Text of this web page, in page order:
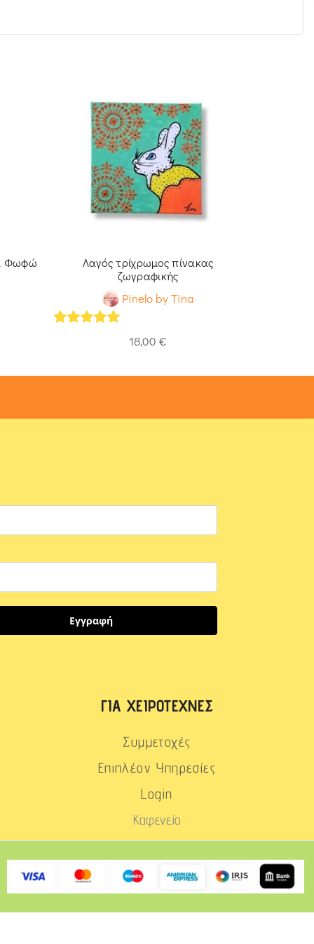
Φωφώ
Λαγός τρίχρωμος πίνακας
ζωγραφικής
Pinelo by Tina
18,00 €
Εγγραφή
ΓΙΑ ΧΕΙΡΟΤΈΧΝΕΣ
Συμμετοχές
Επιπλέον Υπηρεσίες
Login
Καφενείο